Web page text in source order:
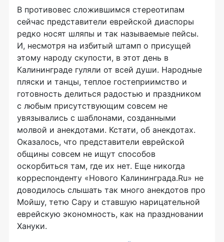
В противовес сложившимся стереотипам
сейчас представители еврейской диаспоры
редко носят шляпы и так называемые пейсы.
И, несмотря на избитый штамп о присущей
этому народу скупости, в этот день в
Калининграде гуляли от всей души. Народные
пляски и танцы, теплое гостеприимство и
готовность делиться радостью и праздником
с любым присутствующим совсем не
увязывались с шаблонами, созданными
молвой и анекдотами. Кстати, об анекдотах.
Оказалось, что представители еврейской
общины совсем не ищут способов
оскорбиться там, где их нет. Еще никогда
корреспонденту «Нового Калининграда.Ru» не
доводилось слышать так много анекдотов про
Мойшу, тетю Сару и ставшую нарицательной
еврейскую экономность, как на праздновании
Хануки.